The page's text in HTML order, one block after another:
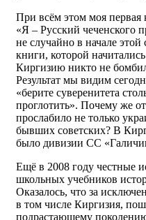
При всём этом моя первая
«Я – Русский чеченского
не случайно в начале
книги, которой
Киргизию никто не
Результат мы видим
«берите суверенитета
проглотить». Почему же
прослабило не только
бывших советских? В
было дивизии СС
Ещё в 2008 году честные
школьных учебников
Оказалось, что за
в том числе Киргизия,
подрастающему